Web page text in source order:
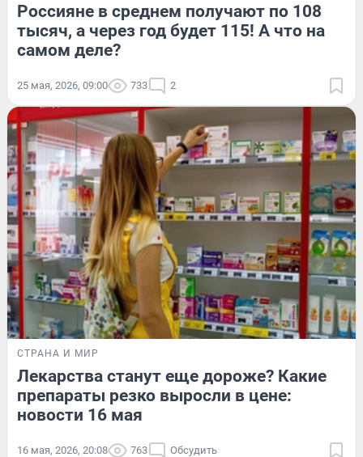
Россияне в среднем получают по 108
тысяч, а через год будет 115! А что на
самом деле?
25 мая, 2026, 09:00 733 2
СТРАНА И МИР
Лекарства станут еще дороже? Какие
препараты резко выросли в цене:
новости 16 мая
16 мая, 2026, 20:08 763 Обсудить